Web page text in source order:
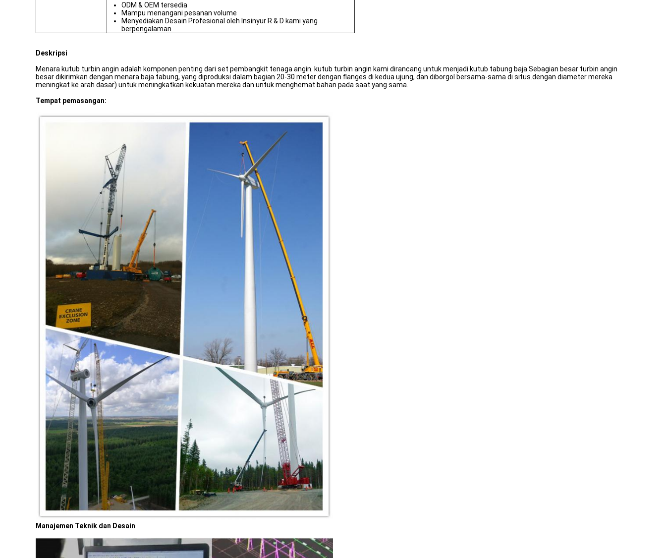
ODM & OEM tersedia
Mampu menangani pesanan volume
Menyediakan Desain Profesional oleh Insinyur R & D kami yang
berpengalaman
Deskripsi
Menara kutub turbin angin adalah komponen penting dari set pembangkit tenaga angin. kutub turbin angin kami dirancang untuk menjadi kutub tabung baja.Sebagian besar turbin angin
besar dikirimkan dengan menara baja tabung, yang diproduksi dalam bagian 20-30 meter dengan flanges di kedua ujung, dan diborgol bersama-sama di situs.dengan diameter mereka
meningkat ke arah dasar) untuk meningkatkan kekuatan mereka dan untuk menghemat bahan pada saat yang sama.
Tempat pemasangan:
Manajemen Teknik dan Desain